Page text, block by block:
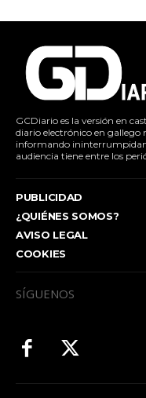
GCDiario es la versión en
diario electrónico en gallego
informando
audiencia tiene entre los
PUBLICIDAD
¿QUIÉNES SOMOS?
AVISO LEGAL
COOKIES
SÍGUENOS